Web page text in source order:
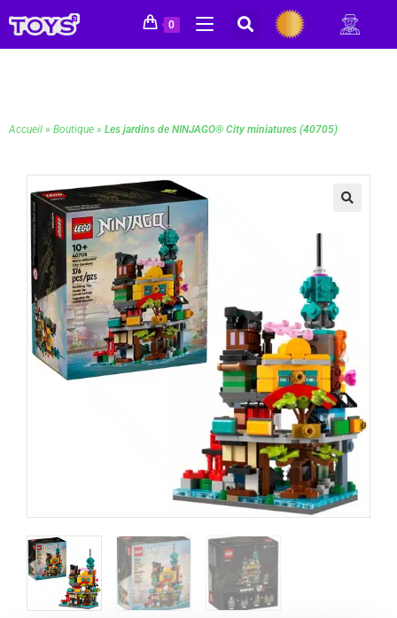
0
Accueil » Boutique » Les jardins de NINJAGO® City miniatures (40705)